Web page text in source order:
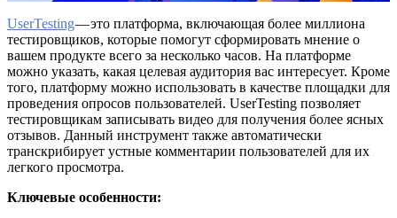
UserTesting— это платформа, включающая более миллиона
тестировщиков, которые помогут сформировать мнение о
вашем продукте всего за несколько часов. На платформе
можно указать, какая целевая аудитория вас интересует. Кроме
того, платформу можно использовать в качестве площадки для
проведения опросов пользователей. UserTesting позволяет
тестировщикам записывать видео для получения более ясных
отзывов. Данный инструмент также автоматически
транскрибирует устные комментарии пользователей для их
легкого просмотра.
Ключевые особенности: